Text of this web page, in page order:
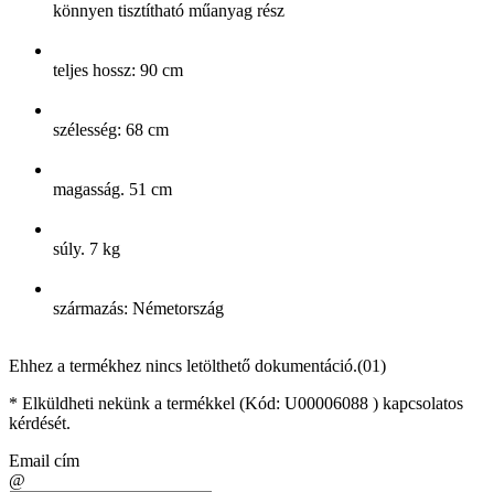
könnyen tisztítható műanyag rész
teljes hossz: 90 cm
szélesség: 68 cm
magasság. 51 cm
súly. 7 kg
származás: Németország
Ehhez a termékhez nincs letölthető dokumentáció.(01)
* Elküldheti nekünk a termékkel (Kód: U00006088 ) kapcsolatos
kérdését.
Email cím
@